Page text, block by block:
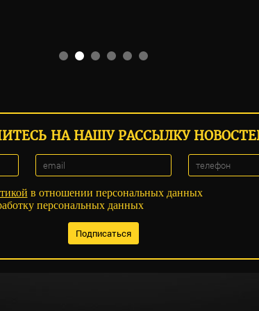
НА НАШУ РАССЫЛКУ
в отношении персональных данных
персональных данных